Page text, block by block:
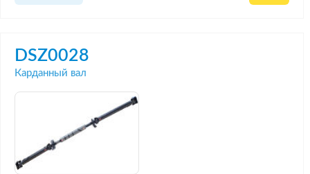
DSZ0028
Карданный вал